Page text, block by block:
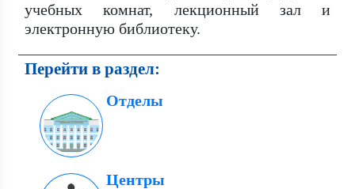
учебных комнат, лекционный зал и
электронную библиотеку.
Перейти в раздел:
Отделы
Центры